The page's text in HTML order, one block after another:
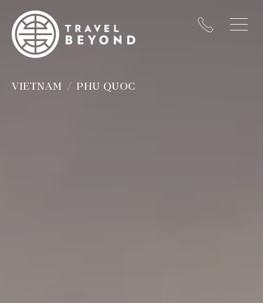
VIETNAM PHU QUOC